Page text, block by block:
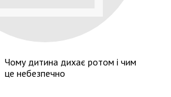
Чому дитина дихає ротом і чим
це небезпечно